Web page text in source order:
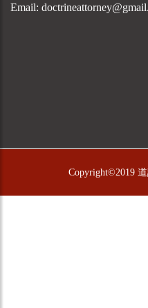
Email:
Copyright©2019